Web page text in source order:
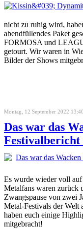
nicht zu ruhig wird,
abendfüllendes Paket
FORMOSA und
getourt. Wir waren in
Bilder der Shows
Montag, 12 September 2022 13:40
Das war das
Es wurde wieder voll
Metalfans waren zurück
Zwangspause von zwei
Metal-Festivals der Welt
haben euch einige
mitgebracht!